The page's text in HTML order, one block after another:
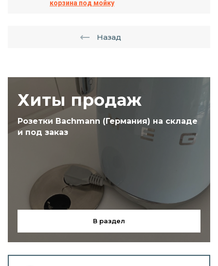
Хиты продаж
Розетки Bachmann (Германия) на складе
и под заказ
В раздел
корзина под мойку
Назад